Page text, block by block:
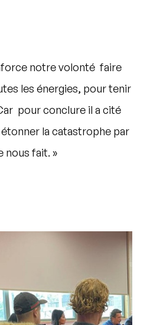
notre volonté faire
les énergies, pour tenir
pour conclure il a cité
la catastrophe par
nous fait. »